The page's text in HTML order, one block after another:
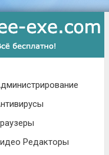
Редакторы